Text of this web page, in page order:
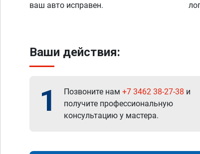
ваш авто исправен.
Ваши действия:
1 Позвоните нам +7 3462 38-27-38 и
получите профессиональную
консультацию у мастера.